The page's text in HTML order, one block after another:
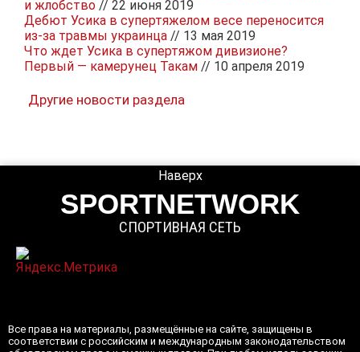
и жлобство // 22 июня 2019
Дебют Усика в супертяжелом весе переносится
из-за травмы украинца // 13 мая 2019
Что ждет Усика в супертяжом дивизионе?
Первый — камерунец Такам // 10 апреля 2019
Другие новости раздела
SPORTNETWORK
СПОРТИВНАЯ СЕТЬ
Наверх
Все права на материалы, размещённые на сайте, защищены в
соответствии с российским и международным законодательством